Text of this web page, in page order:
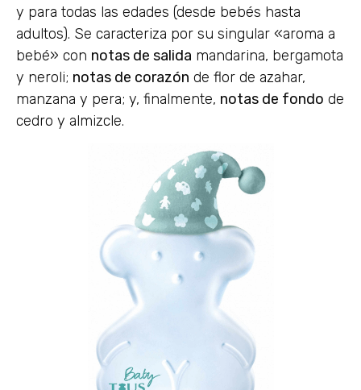
y para todas las edades (desde bebés hasta
adultos). Se caracteriza por su singular «aroma a
bebé» con notas de salida mandarina, bergamota
y neroli; notas de corazón de flor de azahar,
manzana y pera; y, finalmente, notas de fondo de
cedro y almizcle.